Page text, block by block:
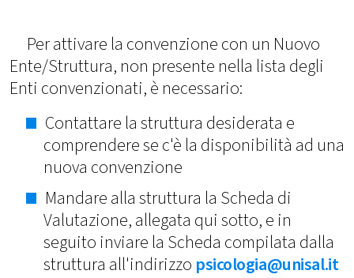
Per attivare la convenzione con un Nuovo
Ente/Struttura, non presente nella lista degli
Enti convenzionati, è necessario:
Contattare la struttura desiderata e
comprendere se c'è la disponibilità ad una
nuova convenzione
Mandare alla struttura la Scheda di
Valutazione, allegata qui sotto, e in
seguito inviare la Scheda compilata dalla
struttura all'indirizzo psicologia@unisal.it